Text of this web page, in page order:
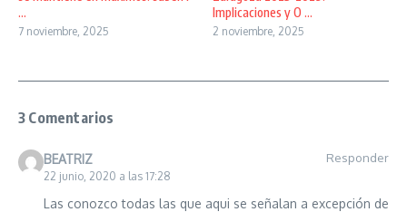
...
7 noviembre, 2025
Implicaciones y O ...
2 noviembre, 2025
3 Comentarios
BEATRIZ
22 junio, 2020 a las 17:28
Responder
Las conozco todas las que aqui se señalan a excepción de